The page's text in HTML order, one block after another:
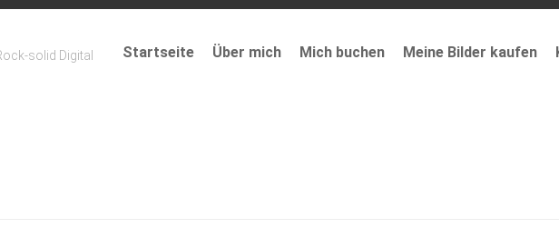
solid Digital Startseite Über mich Mich buchen Meine Bilder kaufen